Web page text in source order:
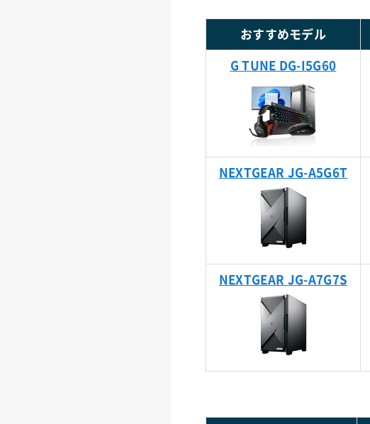
おすすめモデル
G TUNE DG-I5G60
NEXTGEAR JG-A5G6T
NEXTGEAR JG-A7G7S